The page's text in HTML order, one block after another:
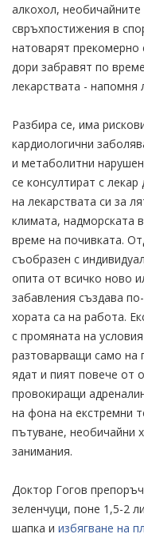
алкохол,
свръхпостижения в
натоварят
дори забравят по
лекарствата - напомня
Разбира се, има
кардиологични
и метаболитни
се консултират с
на лекарствата си за
климата, надморската
време на почивката.
съобразен с
опита от всичко ново
забавления създава
хората са на работа.
с промяната на
разтоварващи само на
ядат и пият повече от
провокиращи
на фона на екстремни
пътуване, необичайни
занимания.
Доктор Гогов
зеленчуци, поне 1,5-2
шапка и избягване на